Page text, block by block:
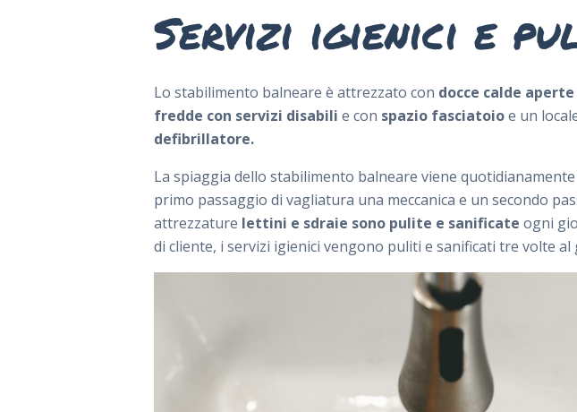
Servizi igienici e
Lo stabilimento balneare è attrezzato con docce calde aperte
fredde con servizi disabili e con spazio fasciatoioe un
defibrillatore.
La spiaggia dello stabilimento balneare viene quotidianamente
primo passaggio di vagliatura una meccanica e un secondo
attrezzature lettini e sdraie sono pulite e sanificate ogni
di cliente, i servizi igienici vengono puliti e sanificati tre volte al